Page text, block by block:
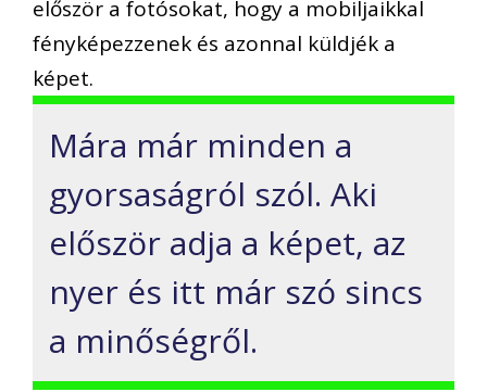
először a fotósokat, hogy a mobiljaikkal
fényképezzenek és azonnal küldjék a
képet.
Mára már minden a
gyorsaságról szól. Aki
először adja a képet, az
nyer és itt már szó sincs
a minőségről.